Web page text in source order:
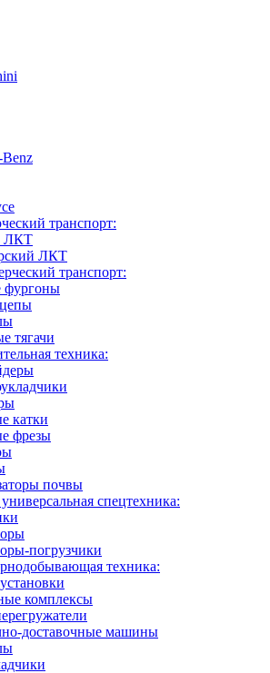
Benz
транспорт:
ЛКТ
ЛКТ
транспорт:
фургоны
тягачи
техника:
катки
фрезы
почвы
спецтехника:
погрузчики
техника:
комплексы
доставочные машины